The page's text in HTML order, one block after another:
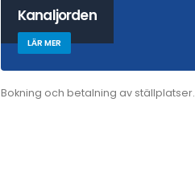
Kanaljorden
LÄR MER
Bokning och betalning av ställplatser.